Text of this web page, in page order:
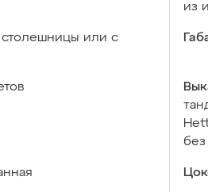
из
или с
без